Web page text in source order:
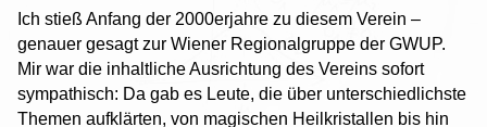
Ich stieß Anfang der 2000erjahre zu diesem Verein –
genauer gesagt zur Wiener Regionalgruppe der GWUP.
Mir war die inhaltliche Ausrichtung des Vereins sofort
sympathisch: Da gab es Leute, die über unterschiedlichste
Themen aufklärten, von magischen Heilkristallen bis hin